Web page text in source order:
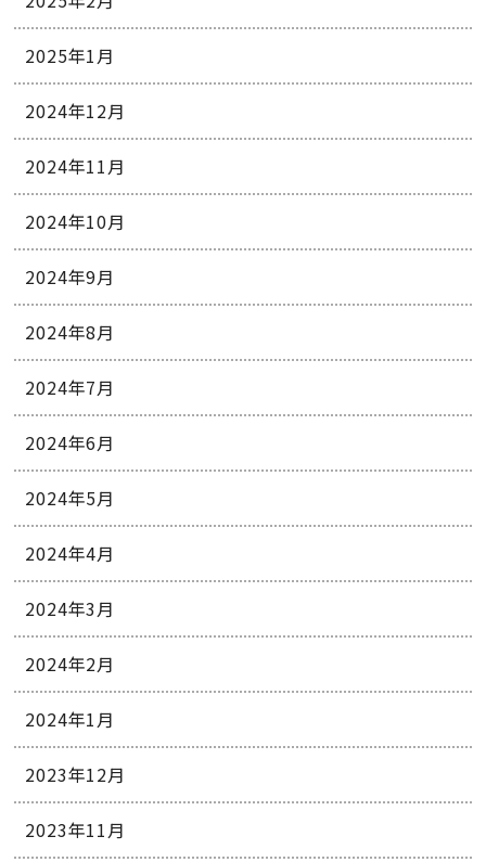
2025年1月
2024年12月
2024年11月
2024年10月
2024年9月
2024年8月
2024年7月
2024年6月
2024年5月
2024年4月
2024年3月
2024年2月
2024年1月
2023年12月
2023年11月